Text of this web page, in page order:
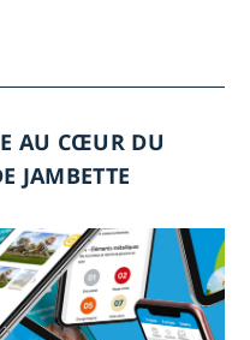
AU CŒUR DU
JAMBETTE